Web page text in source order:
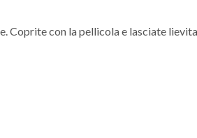
Coprite con la pellicola e lasciate